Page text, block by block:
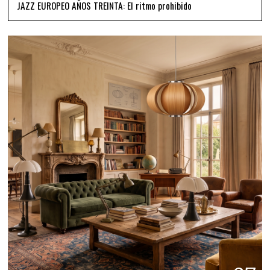
JAZZ EUROPEO AÑOS TREINTA: El ritmo prohibido